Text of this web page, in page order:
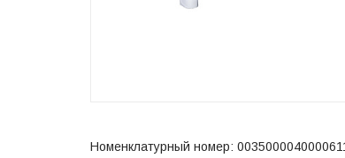
Номенклатурный номер: